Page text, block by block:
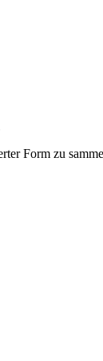
Form zu